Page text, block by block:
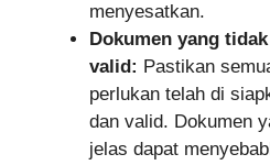
menyesatkan.
Dokumen yang
valid: Pastikan
perlukan telah di
dan valid. Dokumen
jelas dapat